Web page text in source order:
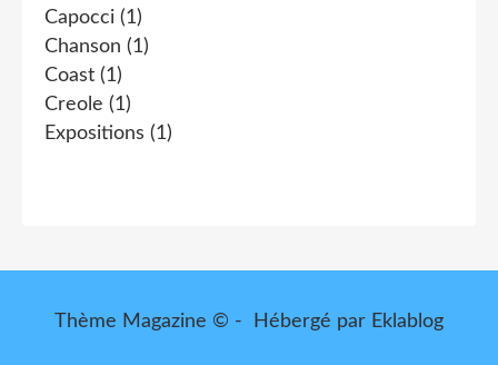
Capocci (1)
Chanson (1)
Coast (1)
Creole (1)
Expositions (1)
Thème Magazine © - Hébergé par Eklablog